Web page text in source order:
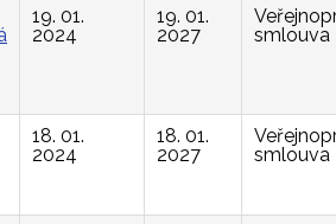
19. 01.
2024
19. 01.
2027
smlouva
18. 01.
2024
18. 01.
2027
smlouva